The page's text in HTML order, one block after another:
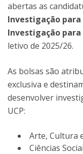
abertas as
Investigação para
Investigação
letivo de 2025/26.
As bolsas são
exclusiva e
desenvolver
UCP:
Arte, Cultura
Ciências